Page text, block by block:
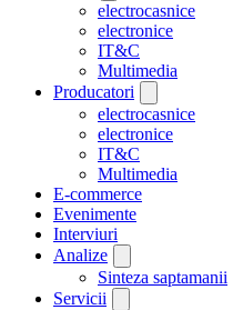
electrocasnice
electronice
IT&C
Multimedia
Producatori
electrocasnice
electronice
IT&C
Multimedia
E-commerce
Evenimente
Interviuri
Analize
Sinteza saptamanii
Servicii